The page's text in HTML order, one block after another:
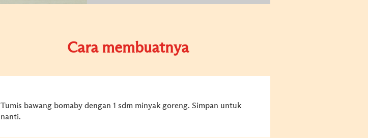
Cara membuatnya
Tumis bawang bomaby dengan 1 sdm minyak goreng. Simpan untuk
nanti.